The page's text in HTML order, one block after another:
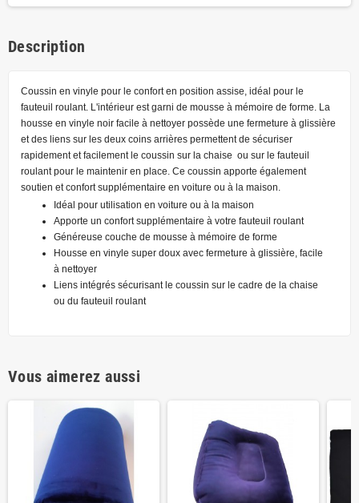
Description
Coussin en vinyle pour le confort en position assise, idéal pour le
fauteuil roulant. L'intérieur est garni de mousse à mémoire de forme. La
housse en vinyle noir facile à nettoyer possède une fermeture à glissière
et des liens sur les deux coins arrières permettent de sécuriser
rapidement et facilement le coussin sur la chaise ou sur le fauteuil
roulant pour le maintenir en place. Ce coussin apporte également
soutien et confort supplémentaire en voiture ou à la maison.
Idéal pour utilisation en voiture ou à la maison
Apporte un confort supplémentaire à votre fauteuil roulant
Généreuse couche de mousse à mémoire de forme
Housse en vinyle super doux avec fermeture à glissière, facile
à nettoyer
Liens intégrés sécurisant le coussin sur le cadre de la chaise
ou du fauteuil roulant
Vous aimerez aussi